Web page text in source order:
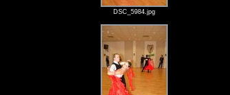
DSC_5984.jpg